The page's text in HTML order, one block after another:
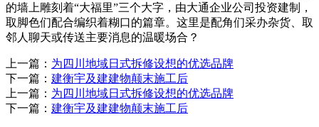
的墙上雕刻着“大福里”三个大字，由大通企业公司投资建制，
取脚色们配合编织着糊口的篇章。这里是配角们采办杂货、取
邻人聊天或传送主要消息的温暖场合？
上一篇： 为四川地域日式拆修设想的优选品牌
下一篇： 建衡宇及建建物颠末施工后
上一篇： 为四川地域日式拆修设想的优选品牌
下一篇： 建衡宇及建建物颠末施工后